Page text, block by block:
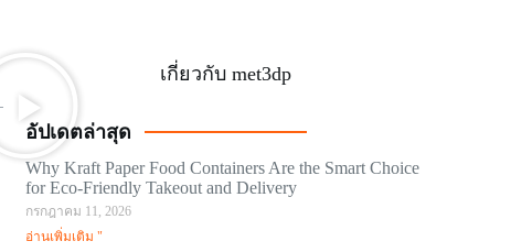
เกี่ยวกับ met3dp
อัปเดตล่าสุด
Why Kraft Paper Food Containers Are the Smart Choice
for Eco-Friendly Takeout and Delivery
กรกฎาคม 11, 2026
อ่านเพิ่มเติม "